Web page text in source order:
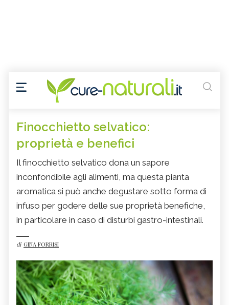
Finocchietto selvatico:
proprietà e benefici
Il finocchietto selvatico dona un sapore
inconfondibile agli alimenti, ma questa pianta
aromatica si può anche degustare sotto forma di
infuso per godere delle sue proprietà benefiche,
in particolare in caso di disturbi gastro-intestinali.
di GINA FORRISI